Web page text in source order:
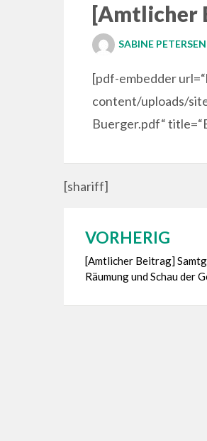
[Amtlicher
SABINE PETERSEN
[pdf-embedder
content/uploads/
Buerger.pdf“
[shariff]
VORHERIG
[Amtlicher Beitrag]
Räumung und Schau der